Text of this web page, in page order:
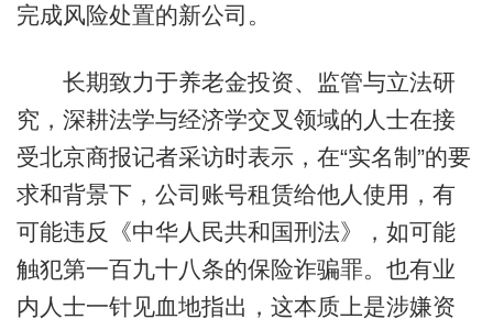
完成风险处置的新公司。
长期致力于养老金投资、监管与立法研
究，深耕法学与经济学交叉领域的人士在接
受北京商报记者采访时表示，在“实名制”的要
求和背景下，公司账号租赁给他人使用，有
可能违反《中华人民共和国刑法》，如可能
触犯第一百九十八条的保险诈骗罪。也有业
内人士一针见血地指出，这本质上是涉嫌资